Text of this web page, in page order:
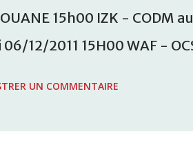
15h00 IZK - CODM
12/2011 15H00 WAF -
UN COMMENTAIRE